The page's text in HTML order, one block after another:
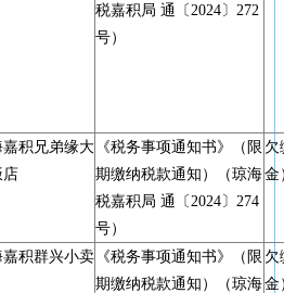
税嘉积局 通〔2024〕272
号）
嘉积兄弟缘大
店
《税务事项通知书》（限
期缴纳税款通知）（琼海
税嘉积局 通〔2024〕274
号）
欠
金
嘉积群兴小卖 《税务事项通知书》（限
期缴纳税款通知）（琼海
欠
金